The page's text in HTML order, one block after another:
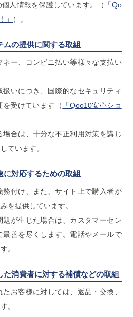
人情報を保護しています。（
「Qo
」 ）。
ムの提供に関する取組
ネー、コンビニ払い等様々な支払い
いにつき、国際的なセキュリティ
を受けています（
「Qoo10安心ショ
合は、十分な不正利用対策を講じ
ています。
に対応するための取組
務付け、また、サイト上で購入者が
を提供しています。
が生じた場合は、カスタマーセン
最善を尽くします。電話やメールで
。
た消費者に対する補償などの取組
お客様に対しては、返品・交換、
。